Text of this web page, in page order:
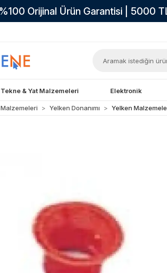
Orijinal Ürün Garantisi | 5000
Tekne & Yat Malzemeleri Elektronik
Yelken Donanımı Yelken